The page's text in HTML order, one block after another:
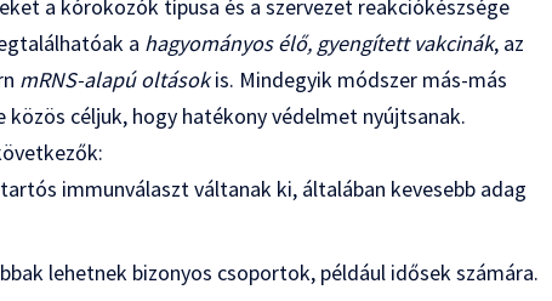
a kórokozók típusa és a szervezet reakciókészsége
a hagyományos élő, gyengített vakcinák, az
mRNS-alapú oltásokis. Mindegyik módszer más-más
céljuk, hogy hatékony védelmet nyújtsanak.
immunválaszt váltanak ki, általában kevesebb adag
lehetnek bizonyos csoportok, például idősek számára.